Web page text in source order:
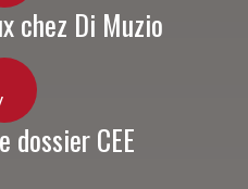
chez Di Muzio
dossier CEE